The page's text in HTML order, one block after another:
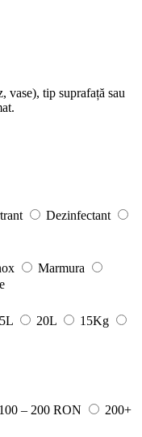
vase), tip suprafață sau
Dezinfectant
Marmura
5L 20L
15Kg
100 – 200 RON
200+